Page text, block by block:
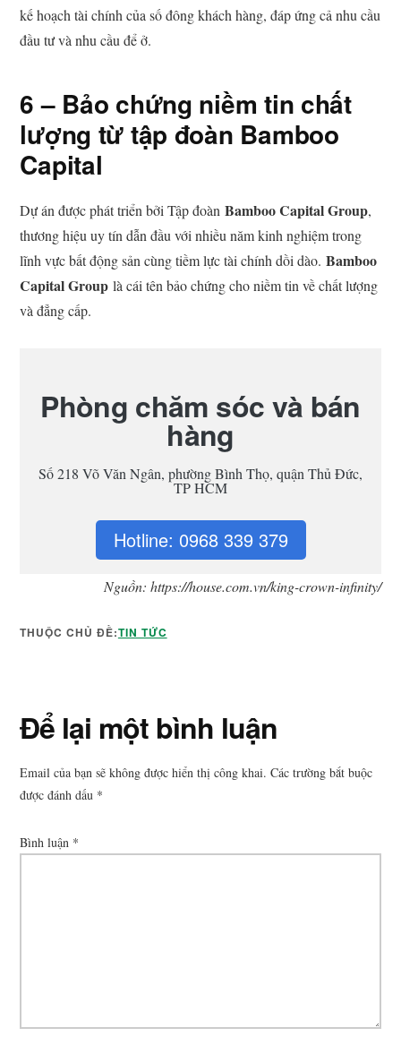
kế hoạch tài chính của số đông khách hàng, đáp ứng cả nhu cầu
đầu tư và nhu cầu để ở.
6 – Bảo chứng niềm tin chất
lượng từ tập đoàn Bamboo
Capital
Dự án được phát triển bởi Tập đoànBamboo Capital Group,
thương hiệu uy tín dẫn đầu với nhiều năm kinh nghiệm trong
lĩnh vực bất động sản cùng tiềm lực tài chính dồi dào.Bamboo
Capital Group là cái tên bảo chứng cho niềm tin về chất lượng
và đẳng cấp.
Phòng chăm sóc và bán
hàng
Số 218 Võ Văn Ngân, phường Bình Thọ, quận Thủ Đức,
TP HCM
Hotline: 0968 339 379
Nguồn: https://house.com.vn/king-crown-infinity/
THUỘC CHỦ ĐỀ:TIN TỨC
Reader
Interactions
Để lại một bình luận
Email của bạn sẽ không được hiển thị công khai. Các trường bắt buộc
được đánh dấu *
Bình luận *